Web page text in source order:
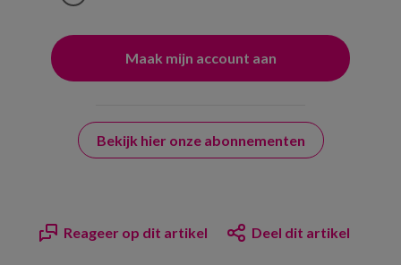
Bekijk hier onze abonnementen
Reageer op dit artikel Deel dit artikel